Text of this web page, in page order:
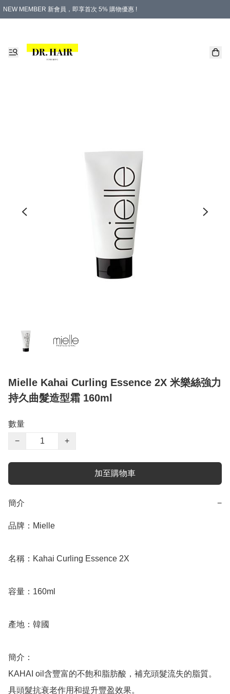
NEW MEMBER 新會員，即享首次 5% 購物優惠 !
Mielle Kahai Curling Essence 2X 米樂絲強力
持久曲髮造型霜 160ml
數量
−
+
加至購物車
簡介 −
品牌：Mielle
名稱：Kahai Curling Essence 2X
容量：160ml
產地：韓國
簡介：
KAHAI oil含豐富的不飽和脂肪酸，補充頭髮流失的脂質。
具頭髮抗衰老作用和提升豐盈效果。